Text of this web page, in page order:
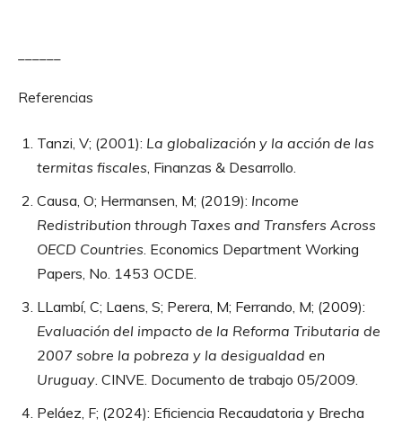
Referencias
Tanzi, V; (2001): La globalización y la acción de las
termitas fiscales, Finanzas & Desarrollo.
Causa, O; Hermansen, M; (2019): Income
Redistribution through Taxes and Transfers Across
OECD Countries. Economics Department Working
Papers, No. 1453 OCDE.
LLambí, C; Laens, S; Perera, M; Ferrando, M; (2009):
Evaluación del impacto de la Reforma Tributaria de
2007 sobre la pobreza y la desigualdad en
Uruguay. CINVE. Documento de trabajo 05/2009.
Peláez, F; (2024): Eficiencia Recaudatoria y Brecha